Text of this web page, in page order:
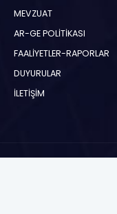
MEVZUAT
AR-GE POLİTİKASI
FAALİYETLER-RAPORLAR
DUYURULAR
İLETİŞİM